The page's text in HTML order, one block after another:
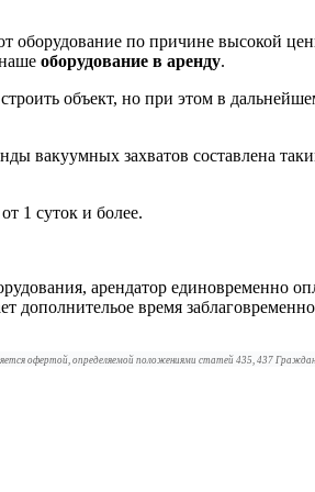
по причине высокой
оборудование в аренду.
объект, но при этом в
вакуумных захватов составлена
1 суток и более.
арендатор единовременно
дополнительое время
офертой, определяемой положениями статей 435, 437